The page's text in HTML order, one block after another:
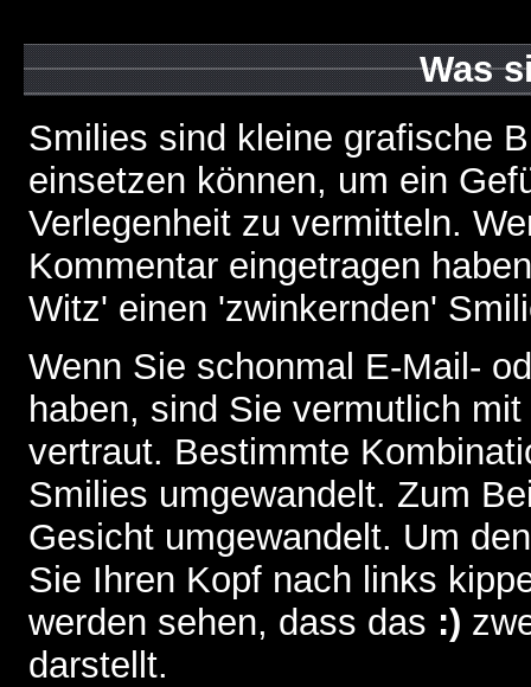
Was
Smilies sind kleine grafische
einsetzen können, um ein
Verlegenheit zu vermitteln.
Kommentar eingetragen
Witz' einen 'zwinkernden'
Wenn Sie schonmal E-Mail-
haben, sind Sie vermutlich
vertraut. Bestimmte
Smilies umgewandelt. Zum
Gesicht umgewandelt. Um
Sie Ihren Kopf nach links
werden sehen, dass das :)
darstellt.